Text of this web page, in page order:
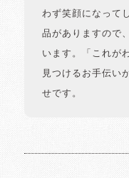
わず笑顔になって
品がありますので
います。「これが
見つけるお手伝い
せです。